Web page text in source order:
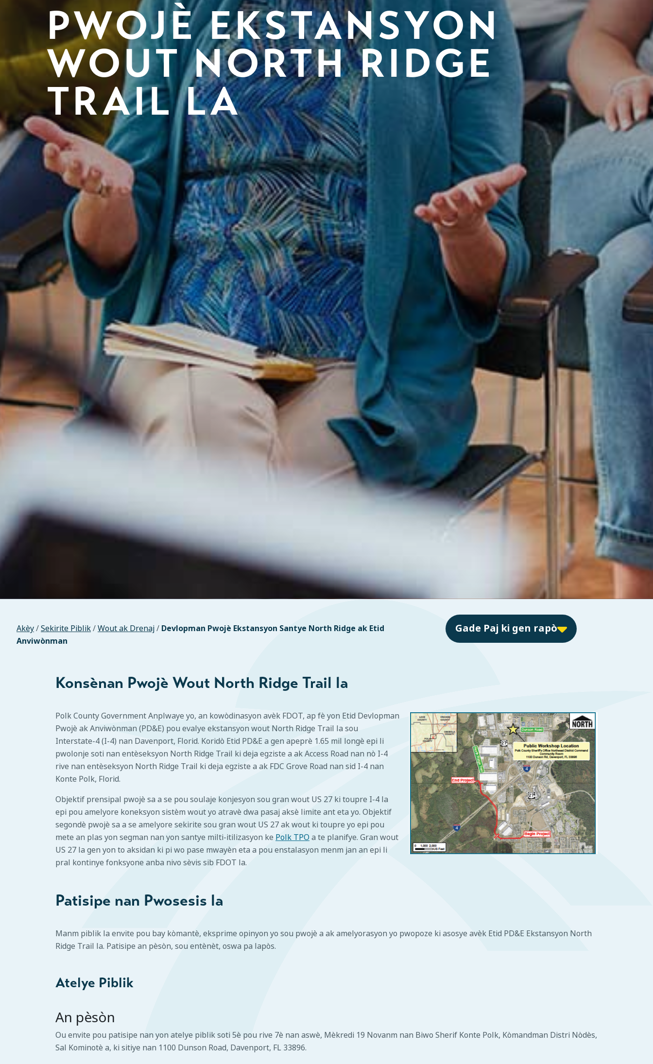
PWOJÈ EKSTANSYON
WOUT NORTH RIDGE
TRAIL LA
Akèy/Sekirite Piblik/Wout ak Drenaj/ Devlopman Pwojè Ekstansyon Santye North Ridge ak Etid
Anviwònman
Gade Paj ki gen rapò
Konsènan Pwojè Wout North Ridge Trail la
Polk County Government Anplwaye yo, an kowòdinasyon avèk FDOT, ap fè yon Etid Devlopman
Pwojè ak Anviwònman (PD&E) pou evalye ekstansyon wout North Ridge Trail la sou
Interstate-4 (I-4) nan Davenport, Florid. Koridò Etid PD&E a gen apeprè 1.65 mil longè epi li
pwolonje soti nan entèseksyon North Ridge Trail ki deja egziste a ak Access Road nan nò I-4
rive nan entèseksyon North Ridge Trail ki deja egziste a ak FDC Grove Road nan sid I-4 nan
Konte Polk, Florid.
Objektif prensipal pwojè sa a se pou soulaje konjesyon sou gran wout US 27 ki toupre I-4 la
epi pou amelyore koneksyon sistèm wout yo atravè dwa pasaj aksè limite ant eta yo. Objektif
segondè pwojè sa a se amelyore sekirite sou gran wout US 27 ak wout ki toupre yo epi pou
mete an plas yon segman nan yon santye milti-itilizasyon ke Polk TPO a te planifye. Gran wout
US 27 la gen yon to aksidan ki pi wo pase mwayèn eta a pou enstalasyon menm jan an epi li
pral kontinye fonksyone anba nivo sèvis sib FDOT la.
Patisipe nan Pwosesis la
Manm piblik la envite pou bay kòmantè, eksprime opinyon yo sou pwojè a ak amelyorasyon yo pwopoze ki asosye avèk Etid PD&E Ekstansyon North
Ridge Trail la. Patisipe an pèsòn, sou entènèt, oswa pa lapòs.
Atelye Piblik
An pèsòn
Ou envite pou patisipe nan yon atelye piblik soti 5è pou rive 7è nan aswè, Mèkredi 19 Novanm nan Biwo Sherif Konte Polk, Kòmandman Distri Nòdès,
Sal Kominotè a, ki sitiye nan 1100 Dunson Road, Davenport, FL 33896.